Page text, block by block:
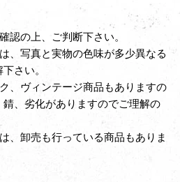
認の上、ご判断下さい。
、写真と実物の色味が多少異なる
さい。
、ヴィンテージ商品もありますの
、劣化がありますのでご理解の
、卸売も行っている商品もありま